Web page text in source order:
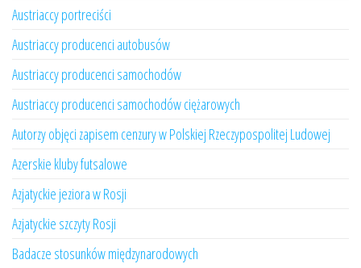
Austriaccy portreciści
Austriaccy producenci autobusów
Austriaccy producenci samochodów
Austriaccy producenci samochodów ciężarowych
Autorzy objęci zapisem cenzury w Polskiej Rzeczypospolitej Ludowej
Azerskie kluby futsalowe
Azjatyckie jeziora w Rosji
Azjatyckie szczyty Rosji
Badacze stosunków międzynarodowych